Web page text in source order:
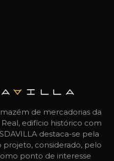
de mercadorias da
edifício histórico com
destaca-se pela
projeto, considerado, pelo
ponto de interesse